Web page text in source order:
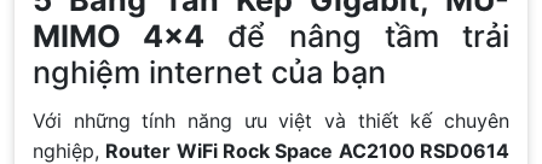
MIMO 4×4 để nâng tầm trải
nghiệm internet của bạn
Với những tính năng ưu việt và thiết kế chuyên
nghiệp, Router WiFi Rock Space AC2100 RSD0614